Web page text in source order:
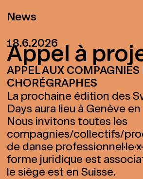
News
18.6.2026
Ap­pel à
APPEL AUX COMPAGNIES
CHORÉGRAPHES
La prochaine édition des
Days aura lieu à Genève
Nous invitons toutes les
compagnies/collectifs/
de danse
forme juridique est
le siège est en Suisse.